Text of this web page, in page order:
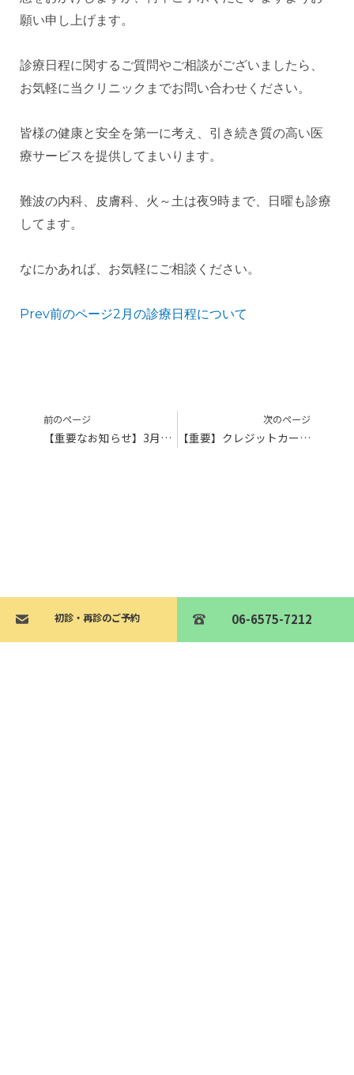
願い申し上げます。
診療日程に関するご質問やご相談がございましたら、
お気軽に当クリニックまでお問い合わせください。
皆様の健康と安全を第一に考え、引き続き質の高い医
療サービスを提供してまいります。
難波の内科、皮膚科、火～土は夜9時まで、日曜も診療
してます。
なにかあれば、お気軽にご相談ください。
Prev前のページ2月の診療日程について
前のページ
【重要なお知らせ】3月の診療日程について
次のページ
【重要】クレジットカード決済一時停止のお知らせ
初診・再診のご予約 06-6575-7212
初診・再診のご予約 06-6575-7212